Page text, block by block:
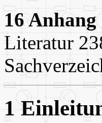
16 Anhang
Literatur
1